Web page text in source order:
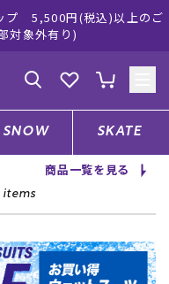
)以上のご ムラサキスポー
会員登録
SNOW SKATE
商品一覧を見る
items